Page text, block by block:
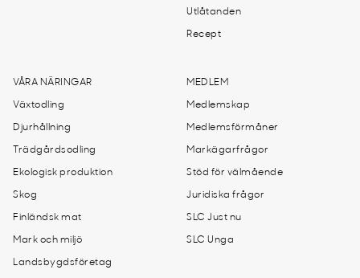
Utlåtanden
Recept
VÅRA NÄRINGAR
Växtodling
Djurhållning
Trädgårdsodling
Ekologisk produktion
Skog
Finländsk mat
Mark och miljö
Landsbygdsföretag
MEDLEM
Medlemskap
Medlemsförmåner
Markägarfrågor
Stöd för välmående
Juridiska frågor
SLC Just nu
SLC Unga